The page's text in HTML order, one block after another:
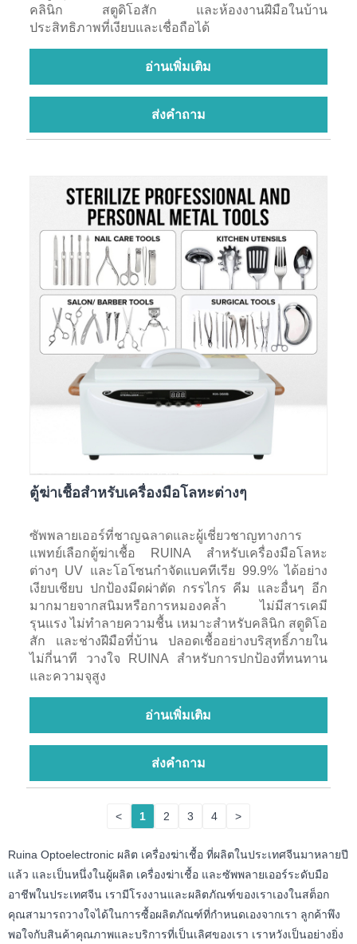
คลินิก สตูดิโอสัก และห้องงานฝีมือในบ้าน
ประสิทธิภาพที่เงียบและเชื่อถือได้
อ่านเพิ่มเติม
ส่งคำถาม
ตู้ฆ่าเชื้อสำหรับเครื่องมือโลหะต่างๆ
ซัพพลายเออร์ที่ชาญฉลาดและผู้เชี่ยวชาญทางการ
แพทย์เลือกตู้ฆ่าเชื้อ RUINA สำหรับเครื่องมือโลหะ
ต่างๆ UV และโอโซนกำจัดแบคทีเรีย 99.9% ได้อย่าง
เงียบเชียบ ปกป้องมีดผ่าตัด กรรไกร คีม และอื่นๆ อีก
มากมายจากสนิมหรือการหมองคล้ำ ไม่มีสารเคมี
รุนแรง ไม่ทำลายความชื้น เหมาะสำหรับคลินิก สตูดิโอ
สัก และช่างฝีมือที่บ้าน ปลอดเชื้ออย่างบริสุทธิ์ภายใน
ไม่กี่นาที วางใจ RUINA สำหรับการปกป้องที่ทนทาน
และความจุสูง
อ่านเพิ่มเติม
ส่งคำถาม
< 1 2 3 4 >
Ruina Optoelectronic ผลิต เครื่องฆ่าเชื้อ ที่ผลิตในประเทศจีนมาหลายปี
แล้ว และเป็นหนึ่งในผู้ผลิต เครื่องฆ่าเชื้อ และซัพพลายเออร์ระดับมือ
อาชีพในประเทศจีน เรามีโรงงานและผลิตภัณฑ์ของเราเองในสต็อก
คุณสามารถวางใจได้ในการซื้อผลิตภัณฑ์ที่กำหนดเองจากเรา ลูกค้าพึง
พอใจกับสินค้าคุณภาพและบริการที่เป็นเลิศของเรา เราหวังเป็นอย่างยิ่ง